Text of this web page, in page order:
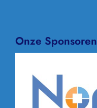
Onze Sponsoren